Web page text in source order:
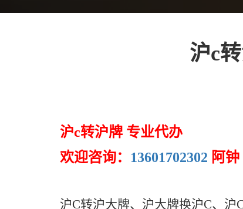
沪c
沪c转沪牌 专业代办
欢迎咨询： 13601702302 阿钟
沪C转沪大牌、沪大牌换沪C、